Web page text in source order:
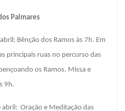
Palmares
Bênção dos Ramos às 7h. Em
principais ruas no percurso das
os Ramos. Missa e
9h.
abril: Oração e Meditação das